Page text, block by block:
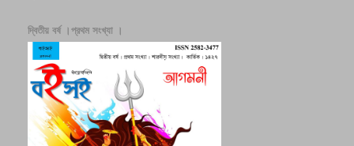
দ্বিতীয় বর্ষ ।প্রথম সংখ্যা ।